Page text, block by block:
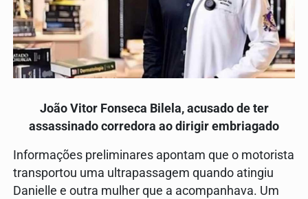
João Vitor Fonseca Bilela, acusado de ter
assassinado corredora ao dirigir embriagado
Informações preliminares apontam que o motorista
transportou uma ultrapassagem quando atingiu
Danielle e outra mulher que a acompanhava. Um